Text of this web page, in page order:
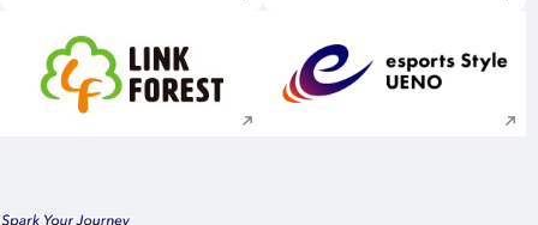
新規ウィンドウで開く 新規ウィンドウで